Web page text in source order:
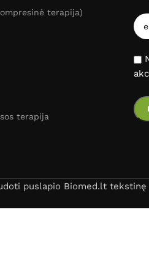
terapija)
terapija
puslapio Biomed.lt